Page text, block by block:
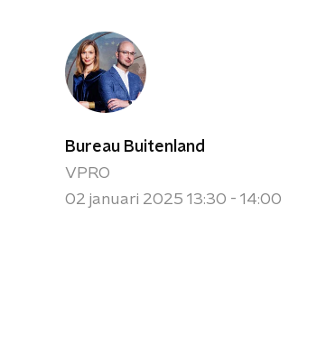
Bureau Buitenland
VPRO
02 januari 2025 13:30 - 14:00